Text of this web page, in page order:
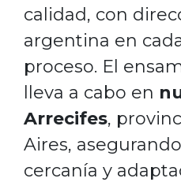
calidad, con
argentina en
proceso. El
lleva a cabo en
Arrecifes,
Aires,
cercanía y